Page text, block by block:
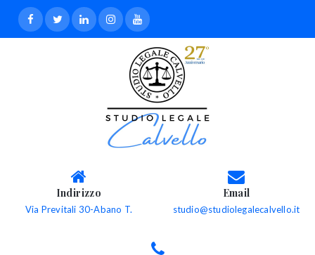
Indirizzo
Via Previtali 30-Abano T.
Email
studio@studiolegalecalvello.it